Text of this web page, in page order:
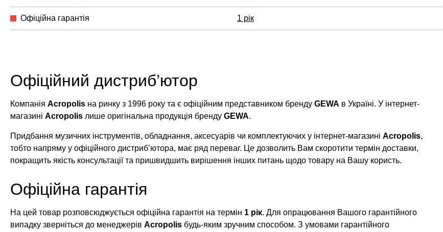
Офіційна гарантія 1 рік
Офіційний дистриб’ютор
Компанія Acropolis на ринку з 1996 року та є офіційним представником бренду GEWA в Україні. У інтернет-
магазині Acropolis лише оригінальна продукція бренду GEWA.
Придбання музичних інструментів, обладнання, аксесуарів чи комплектуючих у інтернет-магазині Acropolis,
тобто напряму у офіційного дистриб’ютора, має ряд переваг. Це дозволить Вам скоротити термін доставки,
покращить якість консультації та пришвидшить вирішення інших питань щодо товару на Вашу користь.
Офіційна гарантія
На цей товар розповсюджується офіційна гарантія на термін 1 рік. Для опрацювання Вашого гарантійного
випадку зверніться до менеджерів Acropolis будь-яким зручним способом. З умовами гарантійного